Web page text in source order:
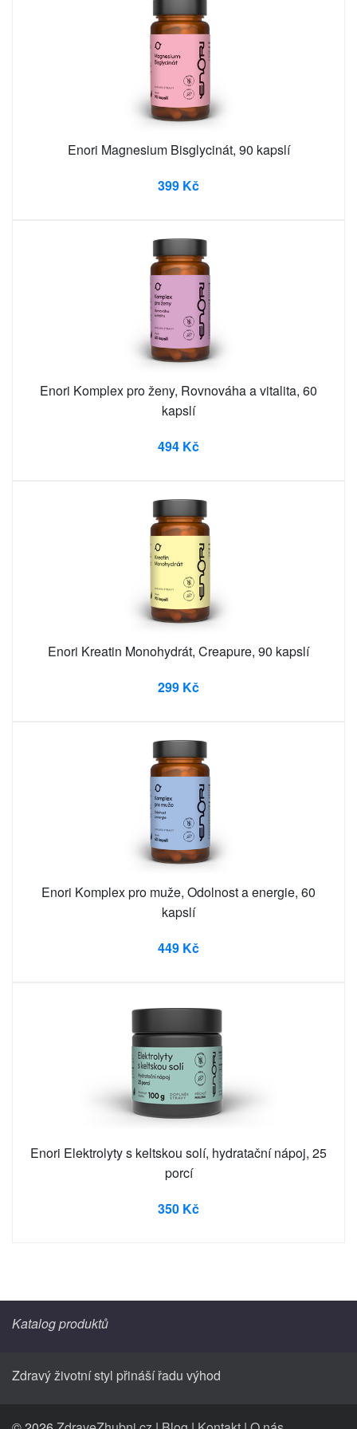
Enori Magnesium Bisglycinát, 90 kapslí
399 Kč
Enori Komplex pro ženy, Rovnováha a vitalita, 60
kapslí
494 Kč
Enori Kreatin Monohydrát, Creapure, 90 kapslí
299 Kč
Enori Komplex pro muže, Odolnost a energie, 60
kapslí
449 Kč
Enori Elektrolyty s keltskou solí, hydratační nápoj, 25
porcí
350 Kč
Katalog produktů
Zdravý životní styl přináší řadu výhod